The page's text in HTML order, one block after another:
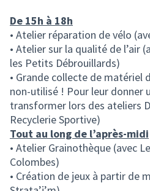
De 15h à 18h
• Atelier réparation de vélo
• Atelier sur la qualité de l’air
les Petits Débrouillards)
• Grande collecte de matériel
non-utilisé ! Pour leur donner
transformer lors des ateliers
Recyclerie Sportive)
Tout au long de l’après-midi
• Atelier Grainothèque (avec
Colombes)
• Création de jeux à partir de